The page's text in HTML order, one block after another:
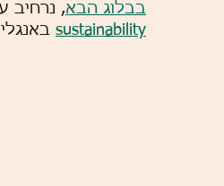
בבלוג הבא, נרחיב
sustainability